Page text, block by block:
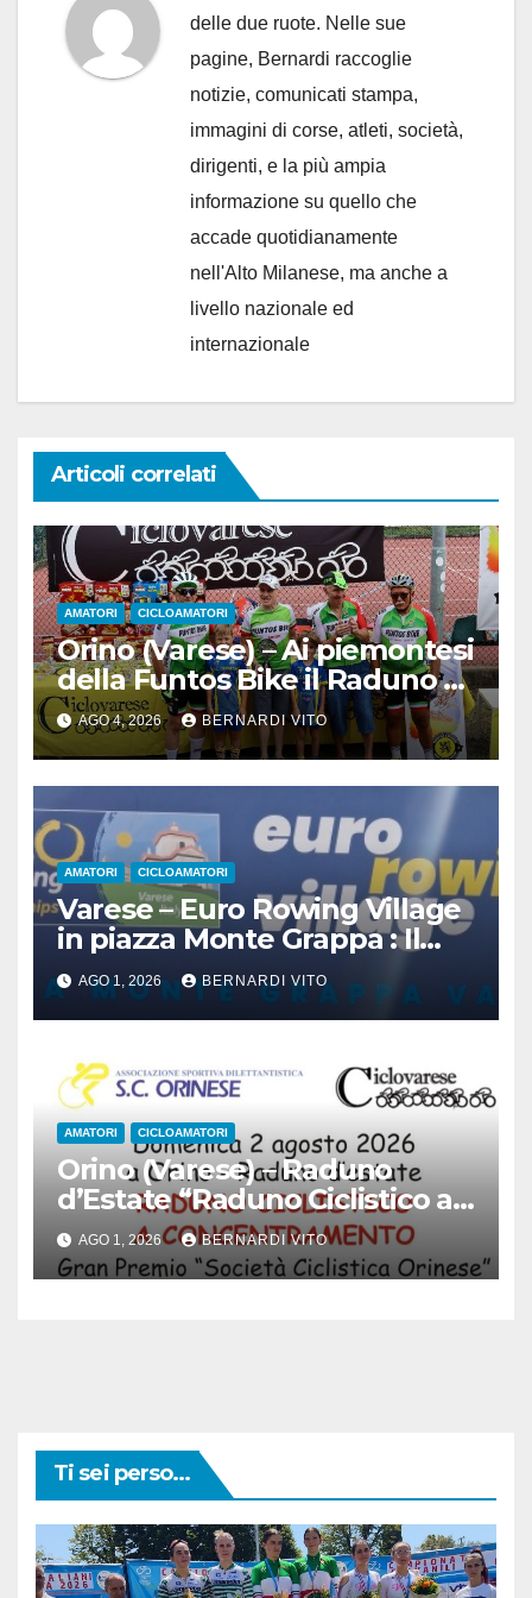
delle due ruote. Nelle sue
pagine, Bernardi raccoglie
notizie, comunicati stampa,
immagini di corse, atleti, società,
dirigenti, e la più ampia
informazione su quello che
accade quotidianamente
nell'Alto Milanese, ma anche a
livello nazionale ed
internazionale
Articoli correlati
AMATORI CICLOAMATORI
Orino (Varese) – Ai piemontesi
della Funtos Bike il Raduno di
Orino
AGO 4, 2026 BERNARDI VITO
AMATORI CICLOAMATORI
Varese – Euro Rowing Village
in piazza Monte Grappa : Il
Canottaggio ospita il Ciclismo
AGO 1, 2026 BERNARDI VITO
AMATORI CICLOAMATORI
Orino (Varese) – Raduno
d’Estate “Raduno Ciclistico a
Concentramento” : Gran
Premio Società Ciclistica
Orinese domenica 02 Agosto
AGO 1, 2026 BERNARDI VITO
Ti sei perso...